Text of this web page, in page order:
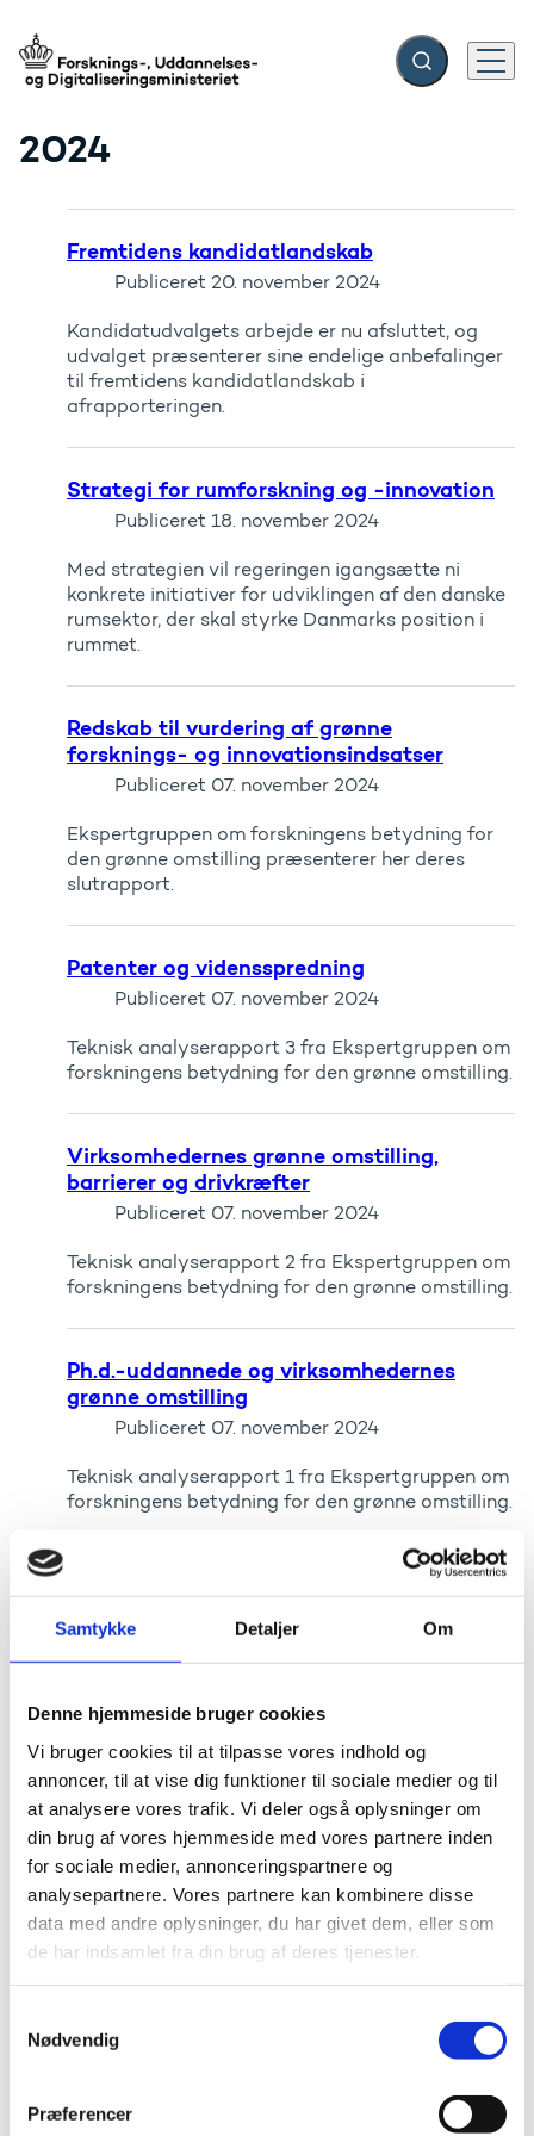
Samtykke Detaljer Om
Denne hjemmeside bruger cookies
Vi bruger cookies til at tilpasse vores indhold og
annoncer, til at vise dig funktioner til sociale medier og til
at analysere vores trafik. Vi deler også oplysninger om
din brug af vores hjemmeside med vores partnere inden
for sociale medier, annonceringspartnere og
analysepartnere. Vores partnere kan kombinere disse
data med andre oplysninger, du har givet dem, eller som
de har indsamlet fra din brug af deres tjenester.
Nødvendig
Præferencer
Gå til forsiden Fold søgefelt ud
Menu
2024
Fremtidens kandidatlandskab
Publiceret 20. november 2024
Kandidatudvalgets arbejde er nu afsluttet, og
udvalget præsenterer sine endelige anbefalinger
til fremtidens kandidatlandskab i
afrapporteringen.
Strategi for rumforskning og -innovation
Publiceret 18. november 2024
Med strategien vil regeringen igangsætte ni
konkrete initiativer for udviklingen af den danske
rum­sektor, der skal styrke Danmarks position i
rummet.
Redskab til vurdering af grønne
forsknings- og innovationsindsatser
Publiceret 07. november 2024
Ekspertgruppen om forskningens betydning for
den grønne omstilling præsenterer her deres
slutrapport.
Patenter og vidensspredning
Publiceret 07. november 2024
Teknisk analyserapport 3 fra Ekspertgruppen om
forskningens betydning for den grønne omstilling.
Virksomhedernes grønne omstilling,
barrierer og drivkræfter
Publiceret 07. november 2024
Teknisk analyserapport 2 fra Ekspertgruppen om
forskningens betydning for den grønne omstilling.
Ph.d.-uddannede og virksomhedernes
grønne omstilling
Publiceret 07. november 2024
Teknisk analyserapport 1 fra Ekspertgruppen om
forskningens betydning for den grønne omstilling.
Fart på fremtidens grønne løsninger – En
innovation og klimaløsninger
Publiceret 11. oktober 2024
I et nyt udspil lægger regeringen op til at afsætte
mindst 15 milliarder kroner til grøn forskning og
innovation frem mod 2030. Samtidig vil
regeringen gøre det lettere at få nye grønne
teknologier...
Forberedt på fremtiden VI: Professions- og
erhvervsrettede videregående uddannelser
til fremtiden
Publiceret 08. oktober 2024
Med Forberedt på fremtiden VI ønsker regeringen
at skabe professions- og erhvervsrettede
sikre mere og bedre undervisning, etablering af